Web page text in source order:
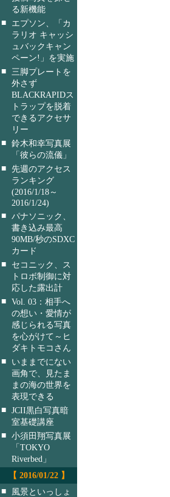
る新機能
■
エプソン、「カ
ラリオ キャッシ
ュバックキャン
ペーン!」を実施
■ 三脚プレートを
外さず
BLACKRAPIDス
トラップを脱着
できるアクセサ
リー
■ 鈴木和幸写真展
「彼らの流儀」
■ 先週のアクセス
ランキング
(2016/1/18～
2016/1/24)
■ パナソニック、
書き込み最高
90MB/秒のSDXC
カード
■
セコニック、ス
トロボ制御に対
応した露出計
■ Vol. 03：相手へ
の想い・愛情が
感じられる写真
を心がけて～ヒ
ダキトモコさん
■
いままでにない
画角で、見たま
まの海の世界を
表現できる
■ JCII黒白写真暗
室基礎講座
■ 小須田翔写真展
「TOKYO
Riverbed」
【 2016/01/22 】
■
風景といっしょ